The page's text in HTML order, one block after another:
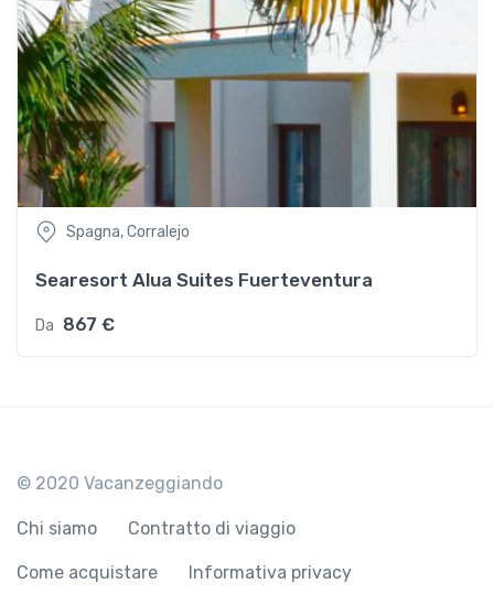
Spagna, Corralejo
Searesort Alua Suites Fuerteventura
Da 867 €
© 2020 Vacanzeggiando
Chi siamo Contratto di viaggio
Come acquistare Informativa privacy